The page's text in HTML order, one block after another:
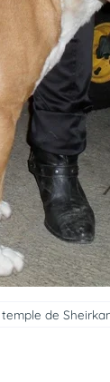
de